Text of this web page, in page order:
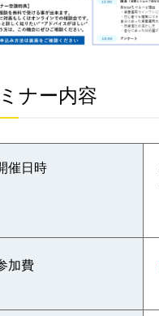
ナー内容
催日時
加費